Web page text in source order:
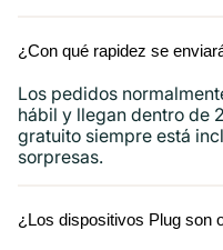
¿Con qué rapidez se
Los pedidos
hábil y llegan dentro de
gratuito siempre está
sorpresas.
¿Los dispositivos Plug son